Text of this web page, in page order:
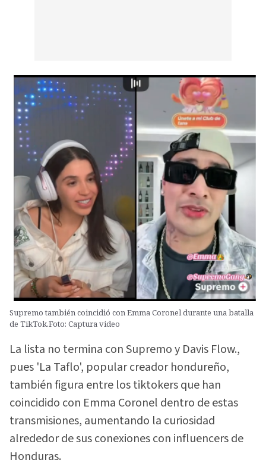
Supremo también coincidió con Emma Coronel durante una batalla
de TikTok.Foto: Captura video
La lista no termina con Supremo y Davis Flow.,
pues 'La Taflo', popular creador hondureño,
también figura entre los tiktokers que han
coincidido con Emma Coronel dentro de estas
transmisiones, aumentando la curiosidad
alrededor de sus conexiones con influencers de
Honduras.